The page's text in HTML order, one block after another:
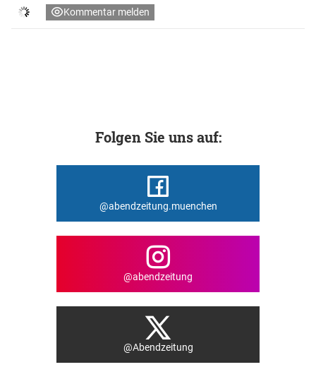
Kommentar melden
Folgen Sie uns auf:
@abendzeitung.muenchen
@abendzeitung
@Abendzeitung